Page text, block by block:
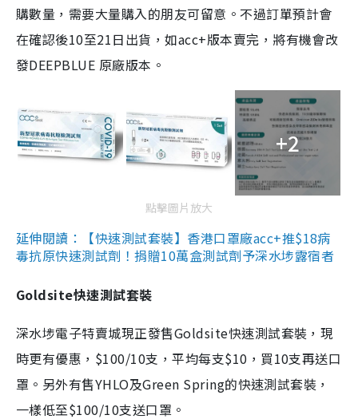
購數量，需要大量購入的朋友可留意。不過訂單預計會
在確認後10至21日出貨，如acc+版本賣完，將有機會改
發DEEPBLUE 原廠版本。
+2
點擊圖片放大
延伸閱讀：【快速測試套裝】香港口罩廠acc+推$18病
毒抗原快速測試劑！捐贈10萬盒測試劑予深水埗露宿者
Goldsite快速測試套裝
深水埗電子特賣城現正發售Goldsite快速測試套裝，現
時更有優惠，$100/10支，平均每支$10，買10支再送口
罩。另外有售YHLO及Green Spring的快速測試套裝，
一樣低至$100/10支送口罩。